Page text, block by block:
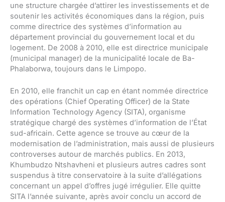
une structure chargée d’attirer les investissements et de
soutenir les activités économiques dans la région, puis
comme directrice des systèmes d’information au
département provincial du gouvernement local et du
logement. De 2008 à 2010, elle est directrice municipale
(municipal manager) de la municipalité locale de Ba-
Phalaborwa, toujours dans le Limpopo.
En 2010, elle franchit un cap en étant nommée directrice
des opérations (Chief Operating Officer) de la State
Information Technology Agency (SITA), organisme
stratégique chargé des systèmes d’information de l’État
sud-africain. Cette agence se trouve au cœur de la
modernisation de l’administration, mais aussi de plusieurs
controverses autour de marchés publics. En 2013,
Khumbudzo Ntshavheni et plusieurs autres cadres sont
suspendus à titre conservatoire à la suite d’allégations
concernant un appel d’offres jugé irrégulier. Elle quitte
SITA l’année suivante, après avoir conclu un accord de